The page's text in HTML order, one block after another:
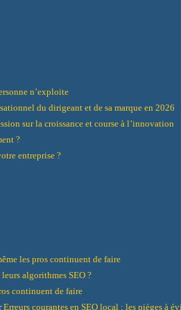
n’exploite
du dirigeant et de sa marque en 2026
sur la croissance et course à l’innovation
?
entreprise ?
les pros continuent de faire
algorithmes SEO ?
continuent de faire
Erreurs courantes en SEO local : les pièges à